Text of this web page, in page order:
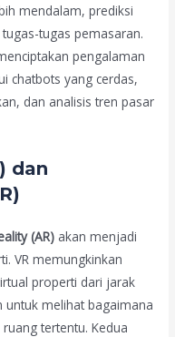
mendalam, prediksi
tugas pemasaran.
pengalaman
chatbots yang cerdas,
dan analisis tren pasar
dan
(AR) akan menjadi
VR memungkinkan
properti dari jarak
untuk melihat bagaimana
tertentu. Kedua